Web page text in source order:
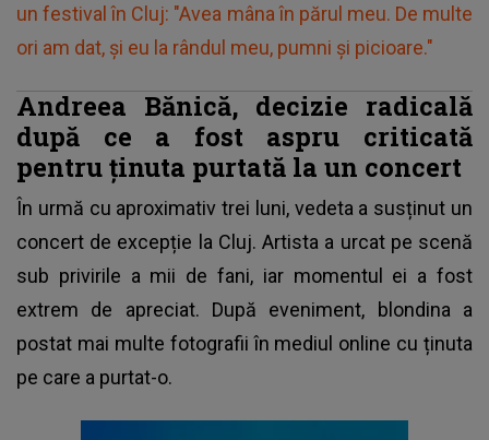
un festival în Cluj: "Avea mâna în părul meu. De multe
ori am dat, și eu la rândul meu, pumni și picioare."
Andreea Bănică, decizie radicală
după ce a fost aspru criticată
pentru ținuta purtată la un concert
În urmă cu aproximativ trei luni, vedeta a susținut un
concert de excepție la Cluj. Artista a urcat pe scenă
sub privirile a mii de fani, iar momentul ei a fost
extrem de apreciat. După eveniment, blondina a
postat mai multe fotografii în mediul online cu ținuta
pe care a purtat-o.